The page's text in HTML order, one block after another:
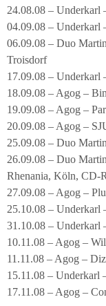
24.08.08 – Underkarl
04.09.08 – Underkarl
06.09.08 – Duo
Troisdorf
17.09.08 – Underkarl
18.09.08 – Agog –
19.09.08 – Agog –
20.09.08 – Agog –
25.09.08 – Duo
26.09.08 – Duo
Rhenania, Köln, CD-
27.09.08 – Agog –
25.10.08 – Underkarl
31.10.08 – Underkarl
10.11.08 – Agog –
11.11.08 – Agog –
15.11.08 – Underkarl
17.11.08 – Agog –